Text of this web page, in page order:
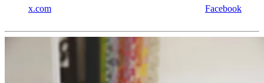
x.com Facebook